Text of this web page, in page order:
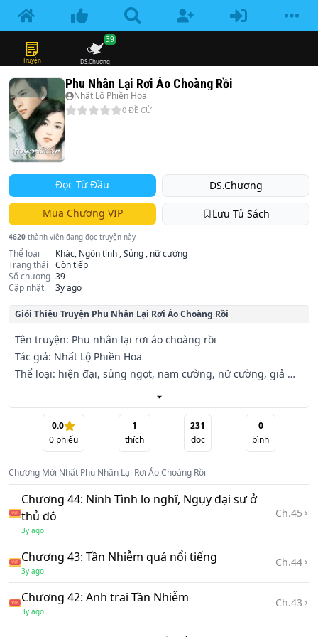
Truyện DS.Chương
39
Phu Nhân Lại Rơi Áo Choàng Rồi
Nhất Lộ Phiền Hoa
0 ĐỀ CỬ
Đọc Từ Đầu DS.Chương
Mua Chương VIP Lưu Tủ Sách
4620 thành viên đang đọc truyện này
Thể loại
Khác, Ngôn tình , Sủng , nữ cường
Trạng thái
Còn tiếp
Số chương 39
Cập nhật
3y ago
Giói Thiệu Truyện Phu Nhân Lại Rơi Áo Choàng Rồi
Tên truyện: Phu nhân lại rơi áo choàng rồi
Tác giả: Nhất Lộ Phiền Hoa
Thể loại: hiện đại, sủng ngọt, nam cường, nữ cường, giả
【 nam chủ lười biếng bụng dạ đen tối khó lường rất có
tiền vs nữ chủ lạnh lùng xinh đẹp ẩn giấu rất sâu 】
Tần Nhiễm, từ nhỏ lớn lên ở nông thôn, lên cấp ba mất tích
một năm, tạm nghỉ học một năm.
Một năm sau, cô bị mẹ ruột đón vào trường Nhất Trung tại
thành phố Vân học lại.
Mẹ ruột nói: Cha kế của con là con cháu nhà danh môn,
anh kế con từ nhỏ đã là thiên tài, em gái con là học sinh
xuất sắc của
0.0
0phiếu
1
thích
231
đọc
0
bình
Chương Mới Nhất Phu Nhân Lại Rơi Áo Choàng Rồi
Chương 44: Ninh Tình lo nghĩ, Ngụy đại sư ở
thủ đô
3y ago
Ch.45
Chương 43: Tần Nhiễm quá nổi tiếng
3y ago
Ch.44
Chương 42: Anh trai Tần Nhiễm
3y ago
Ch.43